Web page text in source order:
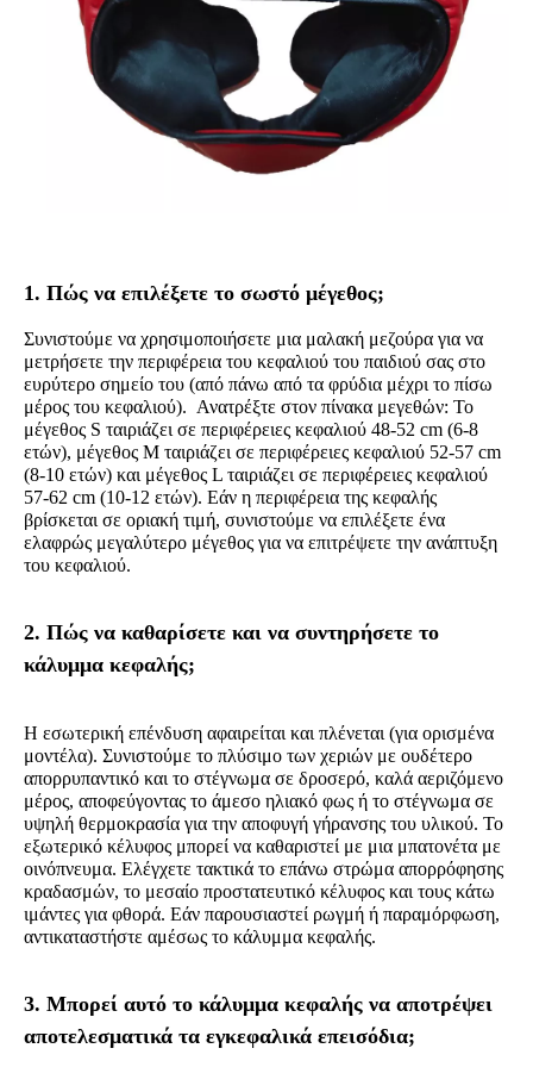
1. Πώς να επιλέξετε το σωστό μέγεθος;
Συνιστούμε να χρησιμοποιήσετε μια μαλακή μεζούρα για να
μετρήσετε την περιφέρεια του κεφαλιού του παιδιού σας στο
ευρύτερο σημείο του (από πάνω από τα φρύδια μέχρι το πίσω
μέρος του κεφαλιού). Ανατρέξτε στον πίνακα μεγεθών: Το
μέγεθος S ταιριάζει σε περιφέρειες κεφαλιού 48-52 cm (6-8
ετών), μέγεθος M ταιριάζει σε περιφέρειες κεφαλιού 52-57 cm
(8-10 ετών) και μέγεθος L ταιριάζει σε περιφέρειες κεφαλιού
57-62 cm (10-12 ετών). Εάν η περιφέρεια της κεφαλής
βρίσκεται σε οριακή τιμή, συνιστούμε να επιλέξετε ένα
ελαφρώς μεγαλύτερο μέγεθος για να επιτρέψετε την ανάπτυξη
του κεφαλιού.
2. Πώς να καθαρίσετε και να συντηρήσετε το
κάλυμμα κεφαλής;
Η εσωτερική επένδυση αφαιρείται και πλένεται (για ορισμένα
μοντέλα). Συνιστούμε το πλύσιμο των χεριών με ουδέτερο
απορρυπαντικό και το στέγνωμα σε δροσερό, καλά αεριζόμενο
μέρος, αποφεύγοντας το άμεσο ηλιακό φως ή το στέγνωμα σε
υψηλή θερμοκρασία για την αποφυγή γήρανσης του υλικού. Το
εξωτερικό κέλυφος μπορεί να καθαριστεί με μια μπατονέτα με
οινόπνευμα. Ελέγχετε τακτικά το επάνω στρώμα απορρόφησης
κραδασμών, το μεσαίο προστατευτικό κέλυφος και τους κάτω
ιμάντες για φθορά. Εάν παρουσιαστεί ρωγμή ή παραμόρφωση,
αντικαταστήστε αμέσως το κάλυμμα κεφαλής.
3. Μπορεί αυτό το κάλυμμα κεφαλής να αποτρέψει
αποτελεσματικά τα εγκεφαλικά επεισόδια;